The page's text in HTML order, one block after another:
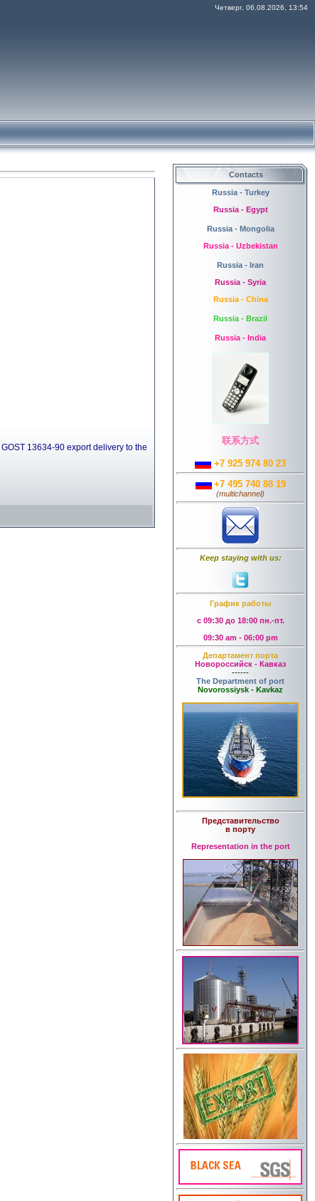
Четверг, 06.08.2026, 13:54
GOST 13634-90 export delivery to the
Contacts
Russia - Turkey
Russia - Egypt
Russia - Mongolia
Russia - Uzbekistan
Russia - Iran
Russia - Syria
Russia - China
Russia - Brazil
Russia - India
联系方式
+7 925 974 80 23
+7 495 740 88 19
(multichannel)
Keep staying with us:
График работы
с 09:30 до 18:00 пн.-пт.
09:30 am - 06:00 pm
Департамент порта
Новороссийск - Кавказ
------
The Department of port
Novorossiysk - Kavkaz
Представительство
в порту
Representation in the port